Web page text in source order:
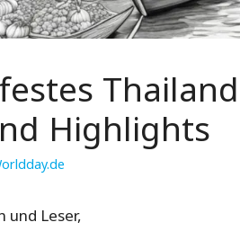
Highlights
und Leser,